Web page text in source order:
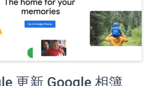
更新 Google 相簿